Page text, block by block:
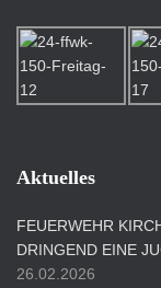
Aktuelles
FEUERWEHR
DRINGEND EINE
26.02.2026